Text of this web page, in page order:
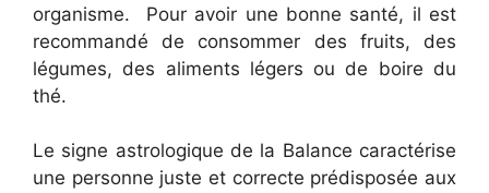
organisme. Pour avoir une bonne santé, il est
recommandé de consommer des fruits, des
légumes, des aliments légers ou de boire du
thé.
Le signe astrologique de la Balance caractérise
une personne juste et correcte prédisposée aux